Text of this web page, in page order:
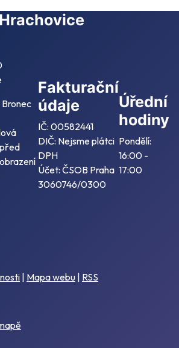
Bronec
Fakturační
údaje
IČ: 00582441
DIČ: Nejsme plátci
DPH
Účet: ČSOB Praha
3060746/0300
Úřední
hodiny
Pondělí:
16:00 -
17:00
| Mapa webu | RSS